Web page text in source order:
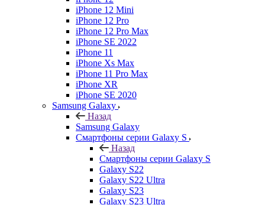
iPhone 12 Mini
iPhone 12 Pro
iPhone 12 Pro Max
iPhone SE 2022
iPhone 11
iPhone Xs Max
iPhone 11 Pro Max
iPhone XR
iPhone SE 2020
Samsung Galaxy
Назад
Samsung Galaxy
Смартфоны серии Galaxy S
Назад
Смартфоны серии Galaxy S
Galaxy S22
Galaxy S22 Ultra
Galaxy S23
Galaxy S23 Ultra